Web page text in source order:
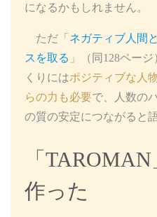
になるかもしれません。
ただ「 ネガティブ人間
スを取る 」（同128ペー
くりにはポジティブな人
らの力も必要で、人数の
の質の安定につながると
「
作った